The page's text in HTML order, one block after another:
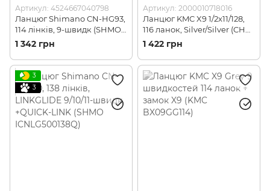
Артикул: 4524667040798
Ланцюг Shimano CN-HG93,
114 лінків, 9-швидк (SHMO
ICNHG93114I)
1 342 грн
Артикул: 2000010718016
Ланцюг KMC X9 1/2x11/128,
116 ланок, Silver/Silver (CHA-
12-03-50)
1 422 грн
3
3